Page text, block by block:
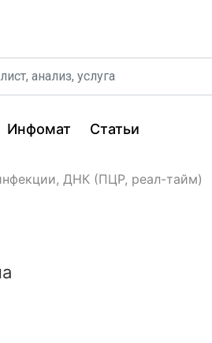
Инфомат Статьи
ДНК (ПЦР, реал-тайм)